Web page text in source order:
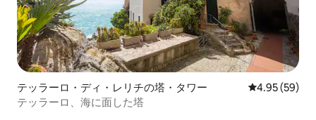
テッラーロ・ディ・レリチの塔・タワー レビュー59
4.95 (59)
テッラーロ、海に面した塔